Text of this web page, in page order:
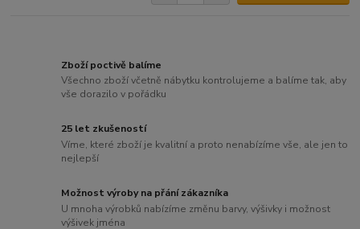
Zboží poctivě balíme
Všechno zboží včetně nábytku kontrolujeme a balíme tak, aby
vše dorazilo v pořádku
25 let zkušeností
Víme, které zboží je kvalitní a proto nenabízíme vše, ale jen to
nejlepší
Možnost výroby na přání zákazníka
U mnoha výrobků nabízíme změnu barvy, výšivky i možnost
výšivek jména